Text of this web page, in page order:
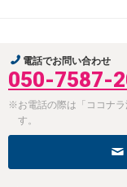
電話でお問い合わせ
050-7587-
※お電話の際は「ココナ
す。